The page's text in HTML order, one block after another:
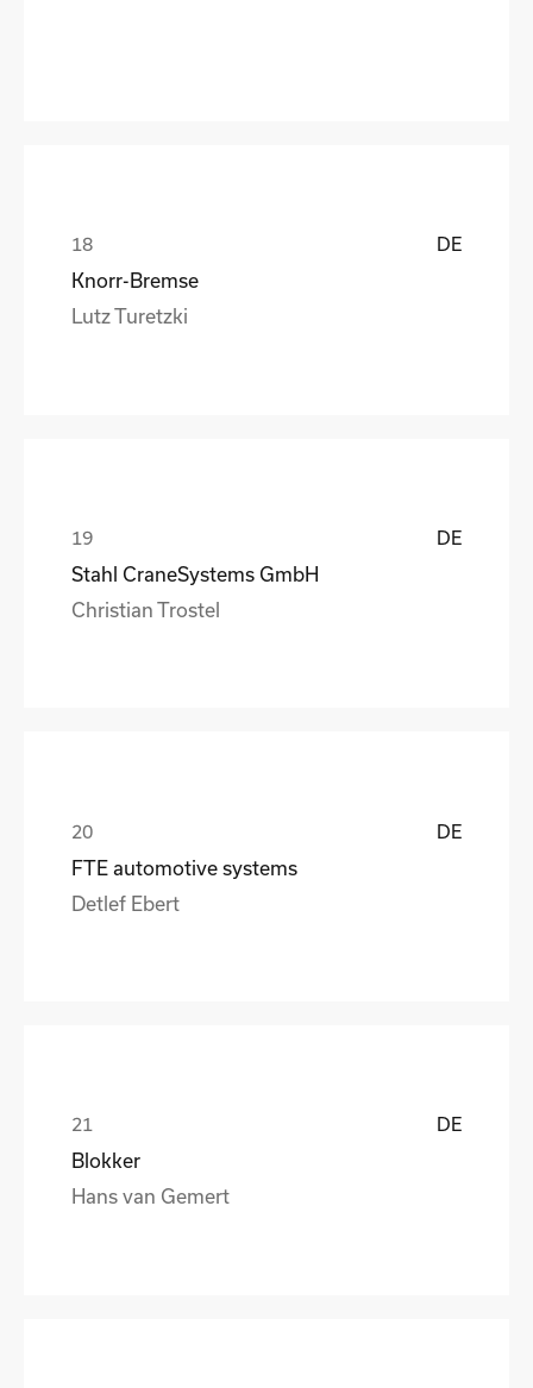
DE
Knorr-Bremse
Lutz Turetzki
DE
Stahl CraneSystems GmbH
Christian Trostel
DE
FTE automotive systems
Detlef Ebert
DE
Blokker
Hans van Gemert